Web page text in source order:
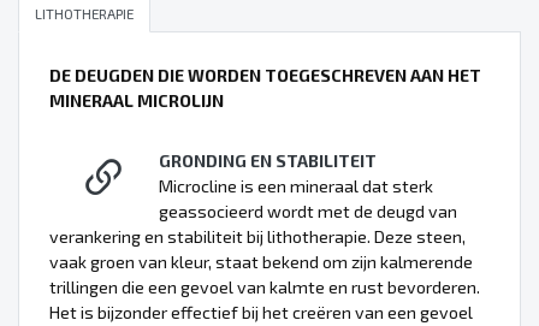
LITHOTHERAPIE
DE DEUGDEN DIE WORDEN TOEGESCHREVEN AAN HET
MINERAAL MICROLIJN
GRONDING EN STABILITEIT
Microcline is een mineraal dat sterk
geassocieerd wordt met de deugd van
verankering en stabiliteit bij lithotherapie. Deze steen,
vaak groen van kleur, staat bekend om zijn kalmerende
trillingen die een gevoel van kalmte en rust bevorderen.
Het is bijzonder effectief bij het creëren van een gevoel